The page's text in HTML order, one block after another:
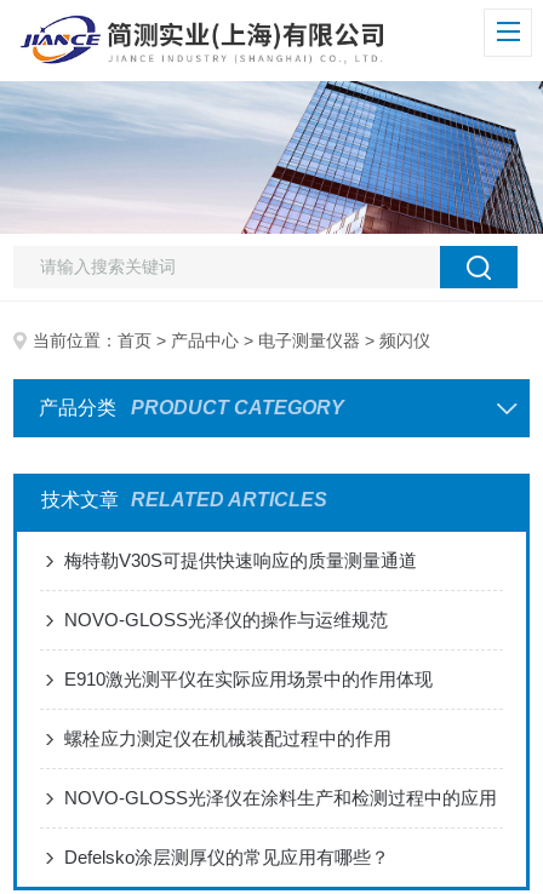
当前位置：首页 > 产品中心 > 电子测量仪器 > 频闪仪
产品分类 PRODUCT CATEGORY
技术文章 RELATED ARTICLES
梅特勒V30S可提供快速响应的质量测量通道
NOVO-GLOSS光泽仪的操作与运维规范
E910激光测平仪在实际应用场景中的作用体现
螺栓应力测定仪在机械装配过程中的作用
NOVO-GLOSS光泽仪在涂料生产和检测过程中的应用
Defelsko涂层测厚仪的常见应用有哪些？